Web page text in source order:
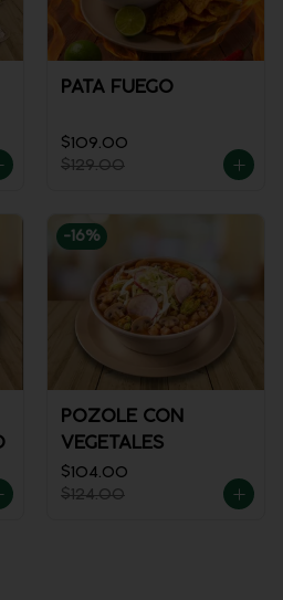
PATA FUEGO
$109.00
$129.00
-16%
POZOLE CON
VEGETALES
$104.00
$124.00